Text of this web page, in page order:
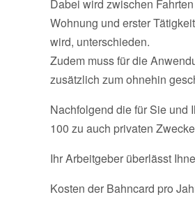
Dabei wird zwischen
Wohnung und erster
wird, unterschieden.
Zudem muss für die
zusätzlich zum ohnehin
Nachfolgend die für Sie und
100 zu auch privaten
Ihr Arbeitgeber überlässt
Kosten der Bahncard pro